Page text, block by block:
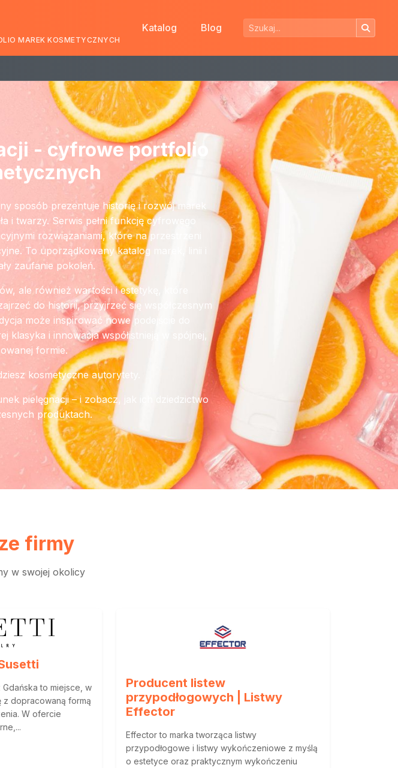
MAREK KOSMETYCZNYCH
Katalog Blog
- cyfrowe portfolio
sposób prezentuje historię i rozwój marek
i twarzy. Serwis pełni funkcję cyfrowego
rozwiązaniami, które na przestrzeni
To uporządkowany katalog marek, linii i
zaufanie pokoleń.
ale również wartości i estetykę, które
do historii, przyjrzeć się współczesnym
może inspirować nowe podejście do
klasyka i innowacja współistnieją w spójnej,
formie.
kosmetyczne autorytety.
pielęgnacji – i zobacz, jak ich dziedzictwo
produktach.
firmy
w swojej okolicy
to miejsce, w
dopracowaną formą
W ofercie
Producent listew
przypodłogowych | Listwy
Effector
Effector to marka tworząca listwy
przypodłogowe i listwy wykończeniowe z myślą
o estetyce oraz praktycznym wykończeniu